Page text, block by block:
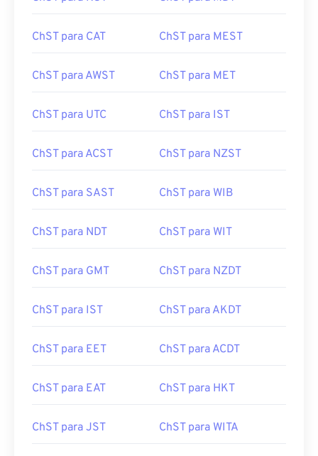
ChST para CAT ChST para MEST
ChST para AWST ChST para MET
ChST para UTC ChST para IST
ChST para ACST ChST para NZST
ChST para SAST ChST para WIB
ChST para NDT ChST para WIT
ChST para GMT ChST para NZDT
ChST para IST ChST para AKDT
ChST para EET ChST para ACDT
ChST para EAT ChST para HKT
ChST para JST ChST para WITA